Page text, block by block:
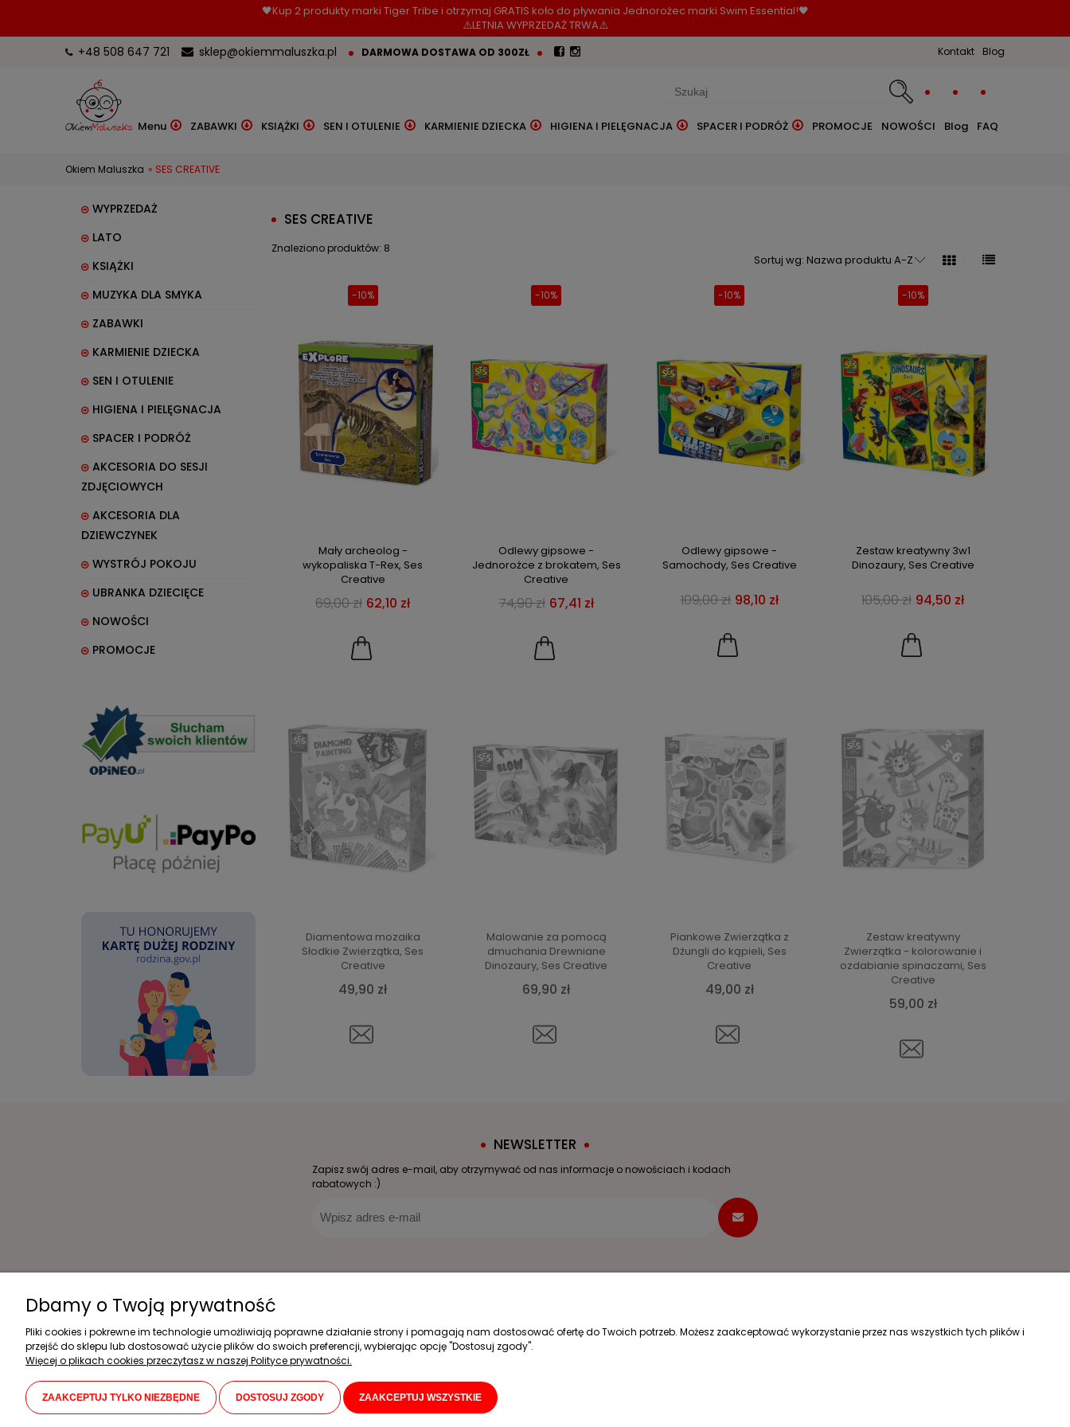
🖤Kup 2 produkty marki Tiger Tribe i otrzymaj GRATIS koło do pływania Jednorożec marki Swim Essential!🖤
⚠️LETNIA WYPRZEDAŻ TRWA⚠️
+48 508 647 721 sklep@okiemmaluszka.pl DARMOWA DOSTAWA OD 300ZŁ Kontakt Blog
Menu ZABAWKI KSIĄŻKI SEN I OTULENIE KARMIENIE DZIECKA HIGIENA I PIELĘGNACJA SPACER I PODRÓŻ PROMOCJE NOWOŚCI Blog FAQ
Okiem Maluszka » SES CREATIVE
WYPRZEDAŻ
LATO
KSIĄŻKI
MUZYKA DLA SMYKA
ZABAWKI
KARMIENIE DZIECKA
SEN I OTULENIE
HIGIENA I PIELĘGNACJA
SPACER I PODRÓŻ
AKCESORIA DO SESJI
ZDJĘCIOWYCH
AKCESORIA DLA
DZIEWCZYNEK
WYSTRÓJ POKOJU
UBRANKA DZIECIĘCE
NOWOŚCI
PROMOCJE
SES CREATIVE
Znaleziono produktów: 8
Sortuj wg: Nazwa produktu A-Z
Mały archeolog -
wykopaliska T-Rex, Ses
Creative
69,00 zł 62,10 zł
-10%
Odlewy gipsowe -
Jednorożce z brokatem, Ses
Creative
74,90 zł 67,41 zł
-10%
Odlewy gipsowe -
Samochody, Ses Creative
109,00 zł 98,10 zł
-10%
Zestaw kreatywny 3w1
Dinozaury, Ses Creative
105,00 zł 94,50 zł
-10%
Diamentowa mozaika
Słodkie Zwierzątka, Ses
Creative
49,90 zł
Malowanie za pomocą
dmuchania Drewniane
Dinozaury, Ses Creative
69,90 zł
Piankowe Zwierzątka z
Dżungli do kąpieli, Ses
Creative
49,00 zł
Zestaw kreatywny
Zwierzątka - kolorowanie i
ozdabianie spinaczami, Ses
Creative
59,00 zł
NEWSLETTER
Zapisz swój adres e-mail, aby otrzymywać od nas informacje o nowościach i kodach
rabatowych :)
Czas realizacji zamówienia
Formy płatności
Koszt dostawy
Reklamacje i zwroty
Karta Dużej Rodziny
Dla placówek edukacyjnych
Pomoc
Jak kupować?
Częste pytania
Polityka prywatności
Regulamin sklepu
Moje zamówienia
Przechowalnia
O nas
KAMAR Mariusz Kalwarczyk
Dbamy o Twoją prywatność
Pliki cookies i pokrewne im technologie umożliwiają poprawne działanie strony i pomagają nam dostosować ofertę do Twoich potrzeb. Możesz zaakceptować wykorzystanie przez nas wszystkich tych plików i
przejść do sklepu lub dostosować użycie plików do swoich preferencji, wybierając opcję "Dostosuj zgody".
Więcej o plikach cookies przeczytasz w naszej Polityce prywatności.
ZAAKCEPTUJ TYLKO NIEZBĘDNE DOSTOSUJ ZGODY ZAAKCEPTUJ WSZYSTKIE